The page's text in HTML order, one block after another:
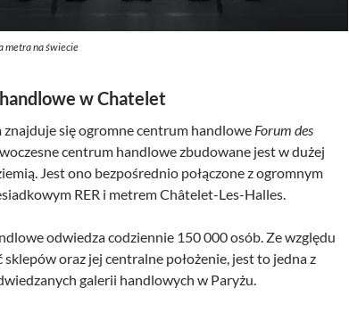
metra na świecie
w Chatelet
znajduje się ogromne centrum handlowe Forum des
centrum handlowe zbudowane jest w dużej
Jest ono bezpośrednio połączone z ogromnym
RER i metrem Châtelet-Les-Halles.
odwiedza codziennie 150 000 osób. Ze względu
sklepów oraz jej centralne położenie, jest to jedna z
galerii handlowych w Paryżu.